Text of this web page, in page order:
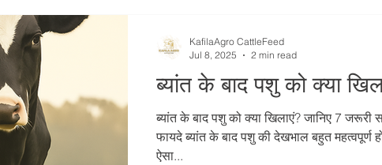
ब्यांत के बाद पशु को क्या
ब्यांत के बाद पशु को क्या खिलाएं? जानिए 7
फायदे ब्यांत के बाद पशु की देखभाल बहुत महत्वपूर्ण होती है। यह समय
ऐसा...
KafilaAgro CattleFeed
Jul 8, 2025
2 min read